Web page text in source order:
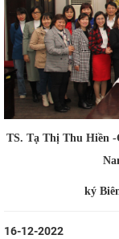
TS. Tạ Thị Thu Hiền
ký
16-12-2022